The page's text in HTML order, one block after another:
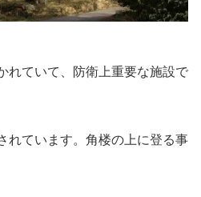
れていて、防衛上重要な施設で
れています。角楼の上に登る事